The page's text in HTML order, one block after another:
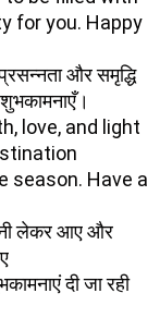
for you. Happy
और समृद्धि
love, and light
season. Have a
लेकर आए और
दी जा रही